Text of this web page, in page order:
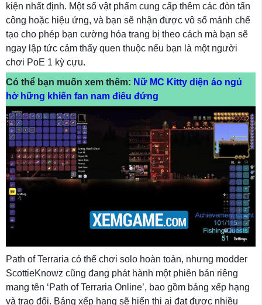
kiện nhất định. Một số vật phẩm cung cấp thêm các đòn tấn
công hoặc hiệu ứng, và bạn sẽ nhận được vô số mảnh chế
tạo cho phép bạn cường hóa trang bị theo cách mà bạn sẽ
ngay lập tức cảm thấy quen thuộc nếu bạn là một người
chơi PoE 1 kỳ cựu.
Có thể bạn muốn xem thêm: Nữ MC Kitty diện áo ngủ
hờ hững khiến fan nam điêu đứng
Path of Terraria có thể chơi solo hoàn toàn, nhưng modder
ScottieKnowz cũng đang phát hành một phiên bản riêng
mang tên ‘Path of Terraria Online’, bao gồm bảng xếp hạng
và trao đổi. Bảng xếp hạng sẽ hiển thị ai đạt được nhiều